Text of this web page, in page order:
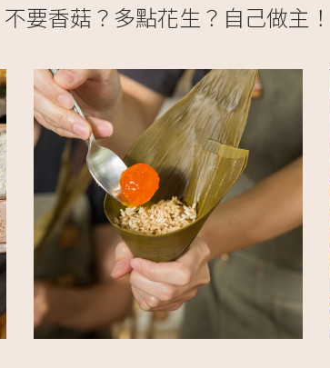
不要香菇？多點花生？自己做主！